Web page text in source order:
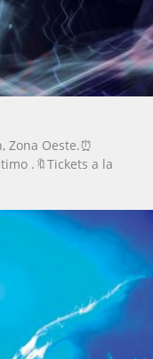
Zona Oeste.⏰
.🔖Tickets a la